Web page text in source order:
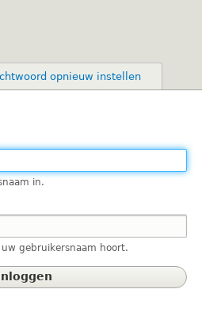
inhoud
gaan
opnieuw instellen
in.
gebruikersnaam hoort.